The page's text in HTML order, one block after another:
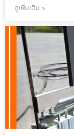
ดูเพิ่มเติม »